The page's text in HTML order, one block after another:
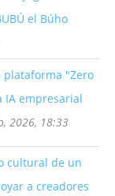
el Búho
plataforma "Zero
IA empresarial
2026, 18:33
cultural de un
a creadores